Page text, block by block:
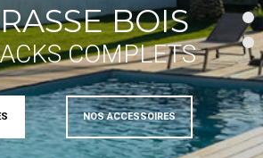
COMPLETS
NOS ACCESSOIRES
BOIS